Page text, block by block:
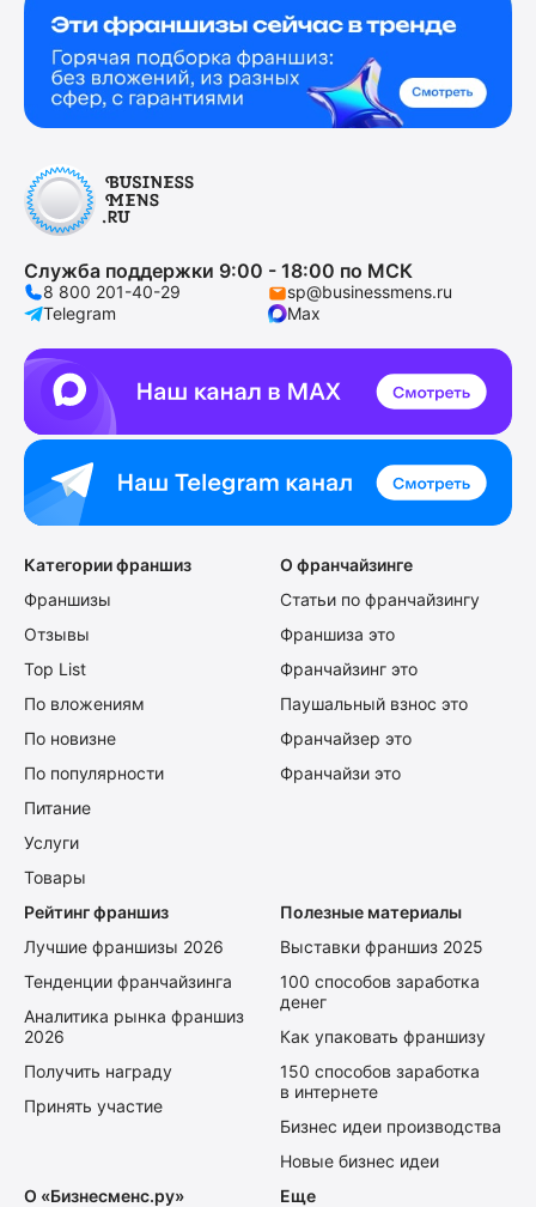
Служба поддержки 9:00 - 18:00 по МСК
8 800 201-40-29
sp@businessmens.ru
Telegram
Max
Категории франшиз
Франшизы
Отзывы
Top List
По вложениям
По новизне
По популярности
Питание
Услуги
Товары
О франчайзинге
Статьи по франчайзингу
Франшиза это
Франчайзинг это
Паушальный взнос это
Франчайзер это
Франчайзи это
Рейтинг франшиз
Лучшие франшизы 2026
Тенденции франчайзинга
Аналитика рынка франшиз
2026
Получить награду
Принять участие
Полезные материалы
Выставки франшиз 2025
100 способов заработка
денег
Как упаковать франшизу
150 способов заработка
в интернете
Бизнес идеи производства
Новые бизнес идеи
О «Бизнесменс.ру»
Еще